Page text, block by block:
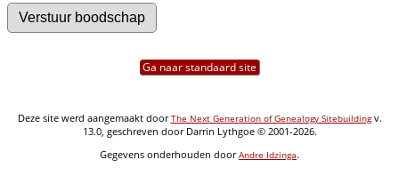
Ga naar standaard site
Deze site werd aangemaakt doorThe Next Generation of Genealogy Sitebuildingv.
13.0, geschreven door Darrin Lythgoe © 2001-2026.
Gegevens onderhouden doorAndre Idzinga.